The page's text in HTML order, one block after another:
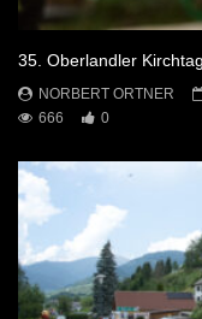
35. Oberlandler
NORBERT ORTNER
666
0